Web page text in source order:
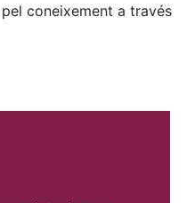
coneixement a través